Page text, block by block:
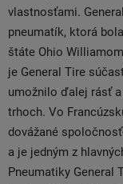
vlastnosťami.
pneumatík, ktorá
štáte Ohio
je General Tire
umožnilo ďalej rásť
trhoch. Vo
dovážané
a je jedným z
Pneumatiky General